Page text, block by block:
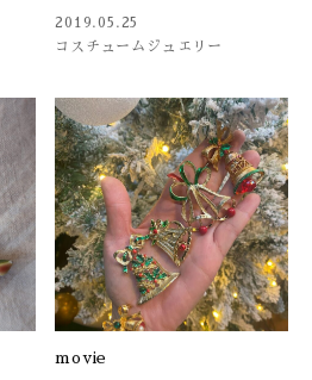
2019.05.25
コスチュームジュエリー
movie